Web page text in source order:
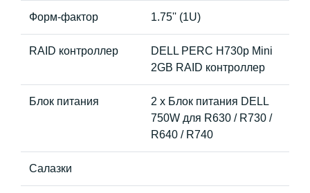
Форм-фактор 1.75'' (1U)
RAID контроллер
DELL PERC H730p Mini
2GB RAID контроллер
Блок питания
2 x Блок питания DELL
750W для R630 / R730 /
R640 / R740
Салазки